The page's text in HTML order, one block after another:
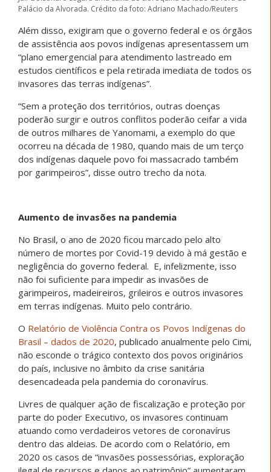
Palácio da Alvorada. Crédito da foto: Adriano Machado/Reuters
Além disso, exigiram que o governo federal e os órgãos
de assistência aos povos indígenas apresentassem um
“plano emergencial para atendimento lastreado em
estudos científicos e pela retirada imediata de todos os
invasores das terras indígenas”.
“Sem a proteção dos territórios, outras doenças
poderão surgir e outros conflitos poderão ceifar a vida
de outros milhares de Yanomami, a exemplo do que
ocorreu na década de 1980, quando mais de um terço
dos indígenas daquele povo foi massacrado também
por garimpeiros”, disse outro trecho da nota.
Aumento de invasões na pandemia
No Brasil, o ano de 2020 ficou marcado pelo alto
número de mortes por Covid-19 devido à má gestão e
negligência do governo federal. E, infelizmente, isso
não foi suficiente para impedir as invasões de
garimpeiros, madeireiros, grileiros e outros invasores
em terras indígenas. Muito pelo contrário.
O Relatório de Violência Contra os Povos Indígenas do
Brasil – dados de 2020, publicado anualmente pelo Cimi,
não esconde o trágico contexto dos povos originários
do país, inclusive no âmbito da crise sanitária
desencadeada pela pandemia do coronavírus.
Livres de qualquer ação de fiscalização e proteção por
parte do poder Executivo, os invasores continuam
atuando como verdadeiros vetores de coronavírus
dentro das aldeias. De acordo com o Relatório, em
2020 os casos de “invasões possessórias, exploração